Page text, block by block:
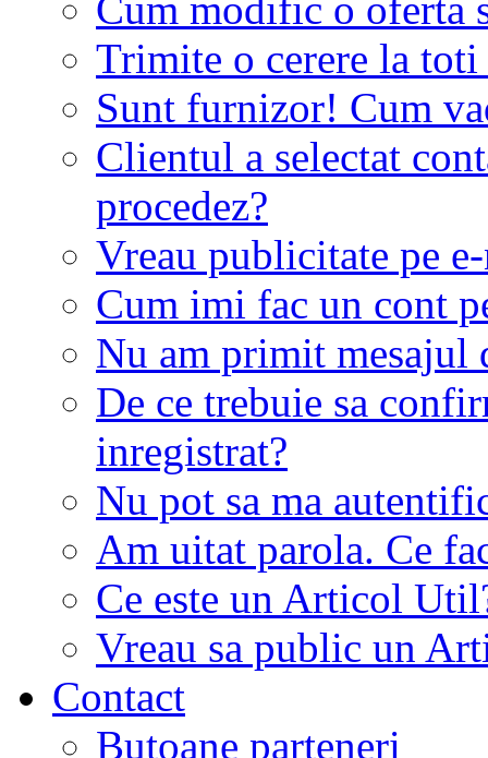
Trimite o cerere la
Sunt furnizor! Cum
Clientul a selectat
procedez?
Vreau publicitate pe
Cum imi fac un cont
Nu am primit mesajul
De ce trebuie sa
inregistrat?
Nu pot sa ma
Am uitat parola. Ce
Ce este un Articol
Vreau sa public un
Contact
Butoane parteneri